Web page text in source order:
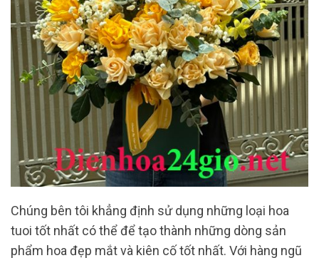
Chúng bên tôi khẳng định sử dụng những loại hoa
tuoi tốt nhất có thể để tạo thành những dòng sản
phẩm hoa đẹp mắt và kiên cố tốt nhất. Với hàng ngũ